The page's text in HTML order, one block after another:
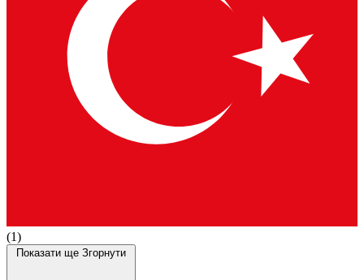
(1)
Показати ще Згорнути